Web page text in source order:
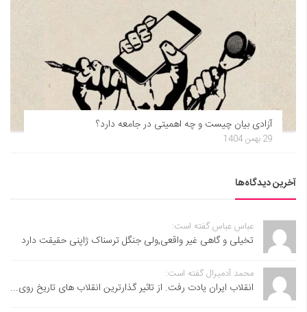
آزادی بیان چیست و چه اهمیتی در جامعه دارد؟
29 بهمن 1404
آخرین دیدگاه‌ها
عباس عباس گفته است:
تخیلی و گاهی غیر واقعی,ولی جنگل ترسناک ژاپنی حقیقت دارد
محمد آدمیرال گفته است:
انقلاب ایران یادت رفت. از تاثیر گذارترین انقلاب های تاریخ روی...